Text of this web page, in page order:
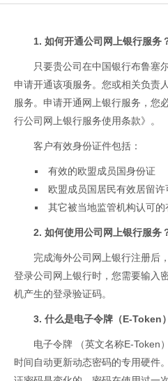
1. 如何开通公司网上银行服务
只要贵公司在中国银行布鲁塞
申请开通该项服务。您或相关负责
服务。申请开通网上银行服务，您
行公司网上银行服务使用条款》。
客户有效身份证件包括：
有效的欧盟成员国身份证
欧盟成员国居民有效居留许
其它被当地监管机构认可的
2. 如何使用公司网上银行服务
完成海外公司网上银行注册后
登录公司网上银行时，您需要输入
机产生的登录验证码。
3. 什么是电子令牌（E-Token
电子令牌 （英文名称E-Token
时间自动更新动态密码的专用硬件